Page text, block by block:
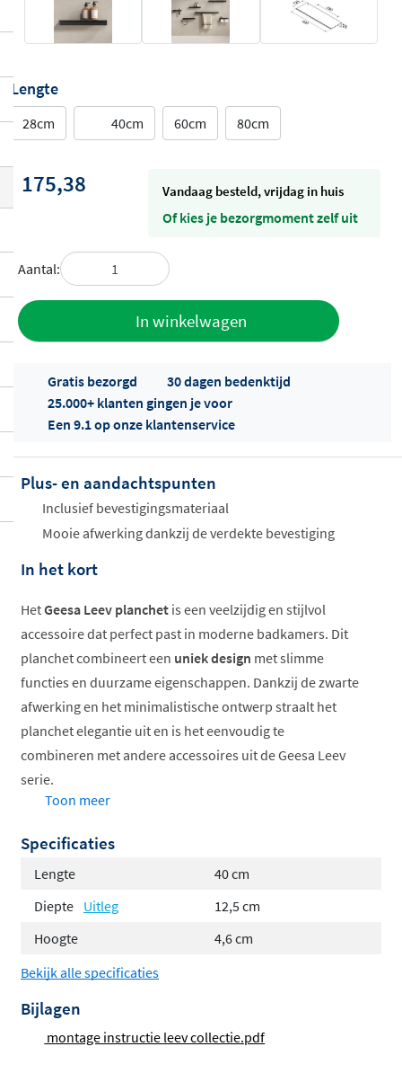
Lengte
28cm 40cm 60cm 80cm
175,38 vandaag besteld, vrijdag in huis
Of kies je bezorgmoment zelf uit
Aantal:
In winkelwagen
Offertes
ophalen...
Gratis bezorgd
30 dagen bedenktijd
25.000+ klanten gingen je voor
Een 9.1 op onze klantenservice
Plus- en aandachtspunten
Inclusief bevestigingsmateriaal
Mooie afwerking dankzij de verdekte bevestiging
In het kort
HetGeesa Leev planchet is een veelzijdig en stijlvol
accessoire dat perfect past in moderne badkamers. Dit
planchet combineert een uniek design met slimme
functies en duurzame eigenschappen. Dankzij de zwarte
afwerking en het minimalistische ontwerp straalt het
planchet elegantie uit en is het eenvoudig te
combineren met andere accessoires uit de Geesa Leev
serie.
Elegante zwarte uitvoering
Verdekte bevestiging voor strakke look
Combineerbaar met Leev accessoires
Optimaal ontwerp met slimme
vormgeving
Dit planchet is de koploper als het gaat om
Toon meer
Specificaties
Lengte
40 cm
Diepte Uitleg
12,5 cm
Hoogte
4,6 cm
Bekijk alle specificaties
Bijlagen
montage instructie leev collectie.pdf